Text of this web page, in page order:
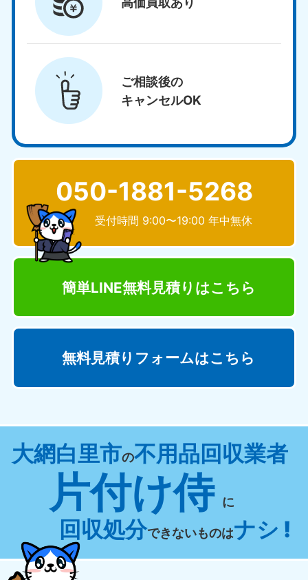
ご相談後の
キャンセルOK
050-1881-5268
受付時間 9:00〜19:00 年中無休
簡単LINE無料見積り はこちら
無料見積りフォームはこちら
大網白里市の不用品回収業者
片付け侍 に
回収処分できないものはナシ !